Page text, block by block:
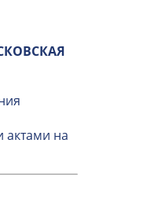
актами на